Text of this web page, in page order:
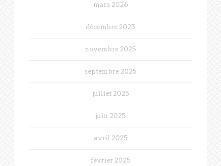
mars 2026
décembre 2025
novembre 2025
septembre 2025
juillet 2025
juin 2025
avril 2025
février 2025